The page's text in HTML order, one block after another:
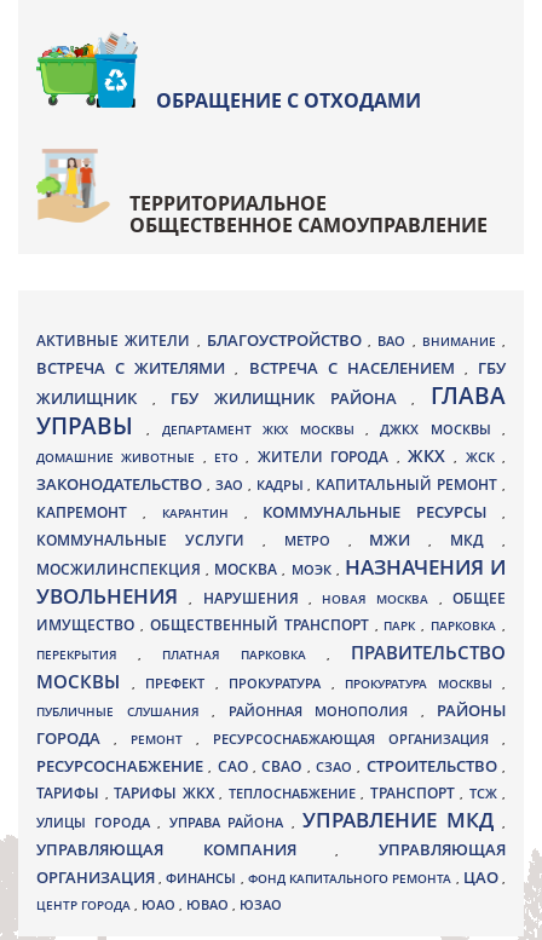
ОБРАЩЕНИЕ С ОТХОДАМИ
ТЕРРИТОРИАЛЬНОЕ
ОБЩЕСТВЕННОЕ САМОУПРАВЛЕНИЕ
АКТИВНЫЕ ЖИТЕЛИ , БЛАГОУСТРОЙСТВО , ВАО , ВНИМАНИЕ ,
ВСТРЕЧА С ЖИТЕЛЯМИ, ВСТРЕЧА С НАСЕЛЕНИЕМ , ГБУ
ЖИЛИЩНИК
, ГБУ ЖИЛИЩНИК РАЙОНА, ГЛАВА
УПРАВЫ, ДЕПАРТАМЕНТ ЖКХ МОСКВЫ ,ДЖКХ МОСКВЫ ,
ДОМАШНИЕ ЖИВОТНЫЕ , ЕТО, ЖИТЕЛИ ГОРОДА , ЖКХ, ЖСК,
ЗАКОНОДАТЕЛЬСТВО , ЗАО , КАДРЫ, КАПИТАЛЬНЫЙ РЕМОНТ ,
КАПРЕМОНТ , КАРАНТИН , КОММУНАЛЬНЫЕ РЕСУРСЫ,
КОММУНАЛЬНЫЕ УСЛУГИ , МЕТРО , МЖИ, МКД ,
МОСЖИЛИНСПЕКЦИЯ, МОСКВА , МОЭК , НАЗНАЧЕНИЯ И
УВОЛЬНЕНИЯ, НАРУШЕНИЯ , НОВАЯ МОСКВА ,ОБЩЕЕ
ИМУЩЕСТВО , ОБЩЕСТВЕННЫЙ ТРАНСПОРТ , ПАРК, ПАРКОВКА ,
ПЕРЕКРЫТИЯ , ПЛАТНАЯ ПАРКОВКА , ПРАВИТЕЛЬСТВО
МОСКВЫ
, ПРЕФЕКТ , ПРОКУРАТУРА , ПРОКУРАТУРА МОСКВЫ ,
ПУБЛИЧНЫЕ СЛУШАНИЯ , РАЙОННАЯ МОНОПОЛИЯ , РАЙОНЫ
ГОРОДА
, РЕМОНТ , РЕСУРСОСНАБЖАЮЩАЯ ОРГАНИЗАЦИЯ ,
РЕСУРСОСНАБЖЕНИЕ, САО,СВАО ,СЗАО, СТРОИТЕЛЬСТВО,
ТАРИФЫ , ТАРИФЫ ЖКХ , ТЕПЛОСНАБЖЕНИЕ , ТРАНСПОРТ , ТСЖ ,
УЛИЦЫ ГОРОДА , УПРАВА РАЙОНА , УПРАВЛЕНИЕ МКД ,
УПРАВЛЯЮЩАЯ КОМПАНИЯ,УПРАВЛЯЮЩАЯ
ОРГАНИЗАЦИЯ,ФИНАНСЫ , ФОНД КАПИТАЛЬНОГО РЕМОНТА , ЦАО,
ЦЕНТР ГОРОДА , ЮАО , ЮВАО , ЮЗАО